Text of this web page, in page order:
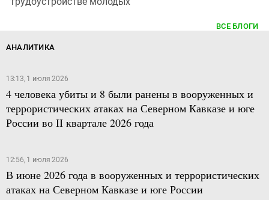
ВСЕ БЛОГИ
АНАЛИТИКА
13:13, 1 июля 2026
4 человека убиты и 8 были ранены в вооруженных и
террористических атаках на Северном Кавказе и юге
России во II квартале 2026 года
12:56, 1 июля 2026
В июне 2026 года в вооруженных и террористических
атаках на Северном Кавказе и юге России